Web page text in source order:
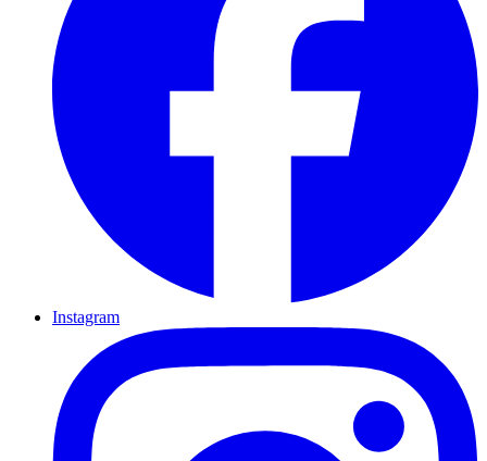
Instagram